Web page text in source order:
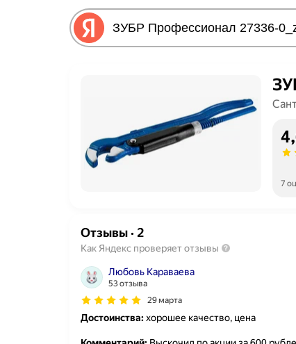
7
Отзывы· 2
Как Яндекс проверяет отзывы
Любовь Караваева
53 отзыва
29 марта
Достоинства:хорошее качество, цена